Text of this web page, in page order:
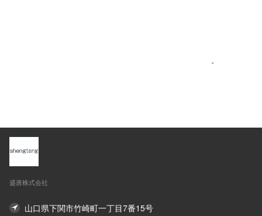
盛唐株式会社
山口県下関市竹崎町一丁目7番15号